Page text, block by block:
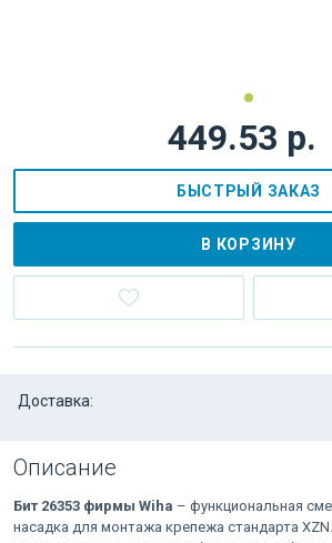
449.53 р.
БЫСТРЫЙ ЗАКАЗ
В КОРЗИНУ
Доставка:
Описание
Бит 26353 фирмы Wiha – функциональная
насадка для монтажа крепежа стандарта